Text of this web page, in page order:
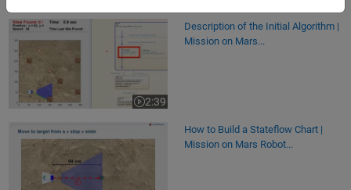
2:39
Video length is 2:39
Description of the Initial Algorithm |
Mission on Mars...
How to Build a Stateflow Chart |
Mission on Mars Robot...